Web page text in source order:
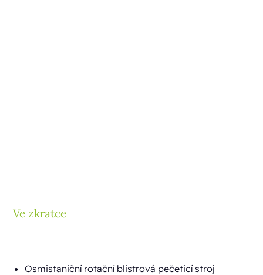
Ve zkratce
Osmistaniční rotační blistrová pečeticí stroj